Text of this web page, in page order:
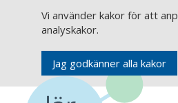
Vi använder kakor för att
analyskakor.
Jag godkänner alla kakor